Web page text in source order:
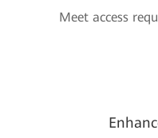
Meet access